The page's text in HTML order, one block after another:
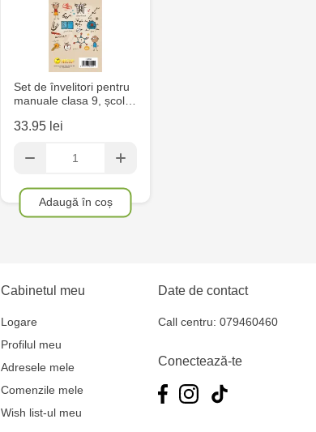
Multistore Centru - bd. Cantemir,
6
Crafti Centru - bd. Ștefan cel Mare
și Sfânt, 182
Set de învelitori pentru
manuale clasa 9, școl…
33.95 lei
Adaugă în coș
Cabinetul meu
Logare
Profilul meu
Adresele mele
Comenzile mele
Wish list-ul meu
Date de contact
Call centru: 079460460
Conectează-te